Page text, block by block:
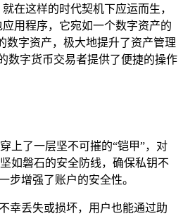
在这样的时代契机下应运而生，
用程序，它宛如一个数字资产的
数字资产，极大地提升了资产管理
数字货币交易者提供了便捷的操作
上了一层坚不可摧的“铠甲”，对
如磐石的安全防线，确保私钥不
步增强了账户的安全性。
幸丢失或损坏，用户也能通过助